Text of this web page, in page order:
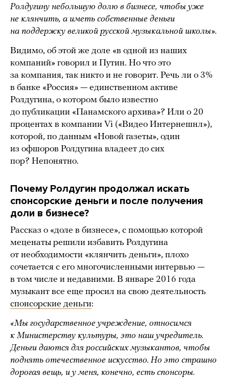
Ролдугину небольшую долю в бизнесе, чтобы уже
не клянчить, а иметь собственные деньги
на поддержку великой русской музыкальной школы».
Видимо, об этой же доле «в одной из наших
компаний» говорил и Путин. Но что это
за компания, так никто и не говорит. Речь ли о 3%
в банке «Россия» — единственном активе
Ролдугина, о котором было известно
до публикации «Панамского архива»? Или о 20
процентах в компании Vi («Видео Интернешнл»),
которой, по данным «Новой газеты», один
из офшоров Ролдугина владеет до сих
пор? Непонятно.
Почему Ролдугин продолжал искать
спонсорские деньги и после получения
доли в бизнесе?
Рассказ о «доле в бизнесе», с помощью которой
меценаты решили избавить Ролдугина
от необходимости «клянчить деньги», плохо
сочетается с его многочисленными интервью —
в том числе и недавними. В январе 2016 года
музыкант все еще просил на свою деятельность
спонсорские деньги:
«Мы государственное учреждение, относимся
к Министерству культуры, это наш учредитель.
Деньги даются для российских музыкантов, чтобы
поднять отечественное искусство. Но это страшно
дорогая вещь, и у меня, конечно, есть спонсоры.